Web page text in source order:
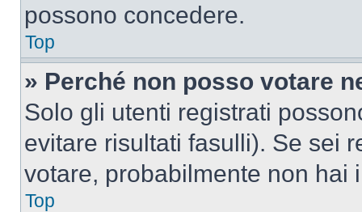
possono concedere.
Top
» Perché non posso votare
Solo gli utenti registrati
evitare risultati fasulli). Se sei
votare, probabilmente non hai
Top